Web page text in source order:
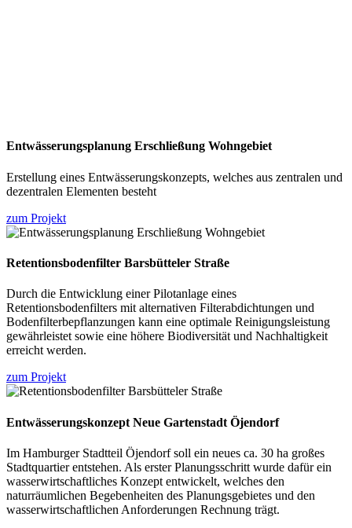
Entwässerungsplanung Erschließung Wohngebiet
Erstellung eines Entwässerungskonzepts, welches aus zentralen und
dezentralen Elementen besteht
zum Projekt
Retentionsbodenfilter Barsbütteler Straße
Durch die Entwicklung einer Pilotanlage eines
Retentionsbodenfilters mit alternativen Filterabdichtungen und
Bodenfilterbepflanzungen kann eine optimale Reinigungsleistung
gewährleistet sowie eine höhere Biodiversität und Nachhaltigkeit
erreicht werden.
zum Projekt
Entwässerungskonzept Neue Gartenstadt Öjendorf
Im Hamburger Stadtteil Öjendorf soll ein neues ca. 30 ha großes
Stadtquartier entstehen. Als erster Planungsschritt wurde dafür ein
wasserwirtschaftliches Konzept entwickelt, welches den
naturräumlichen Begebenheiten des Planungsgebietes und den
wasserwirtschaftlichen Anforderungen Rechnung trägt.